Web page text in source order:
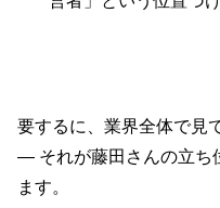
要するに、業界全体で見
— それが藤田さんの立ち
ます。